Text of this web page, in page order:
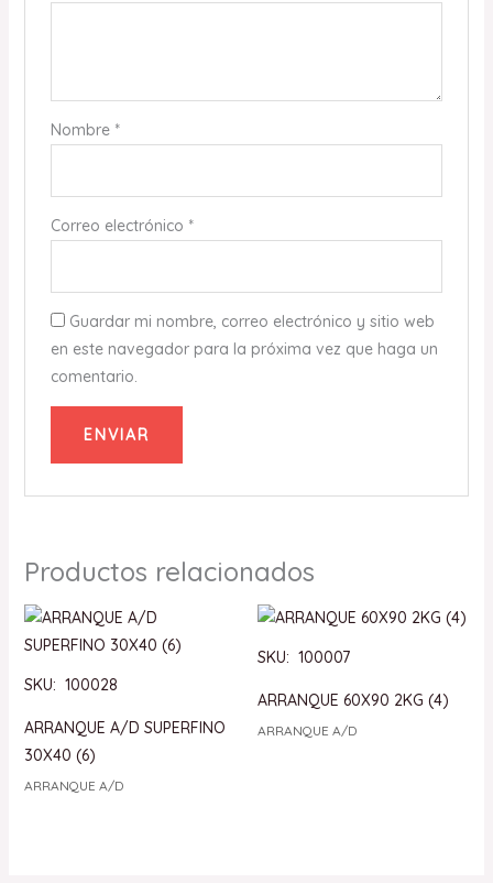
Nombre *
Correo electrónico *
Guardar mi nombre, correo electrónico y sitio web
en este navegador para la próxima vez que haga un
comentario.
Productos relacionados
SKU: 100028
ARRANQUE A/D SUPERFINO
30X40 (6)
ARRANQUE A/D
SKU: 100007
ARRANQUE 60X90 2KG (4)
ARRANQUE A/D